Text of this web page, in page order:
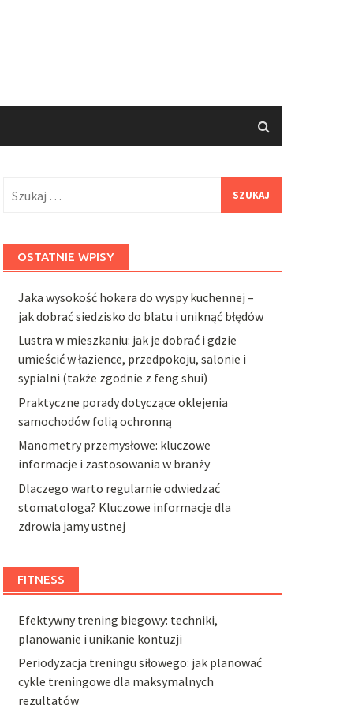
OSTATNIE WPISY
Jaka wysokość hokera do wyspy kuchennej –
jak dobrać siedzisko do blatu i uniknąć błędów
Lustra w mieszkaniu: jak je dobrać i gdzie
umieścić w łazience, przedpokoju, salonie i
sypialni (także zgodnie z feng shui)
Praktyczne porady dotyczące oklejenia
samochodów folią ochronną
Manometry przemysłowe: kluczowe
informacje i zastosowania w branży
Dlaczego warto regularnie odwiedzać
stomatologa? Kluczowe informacje dla
zdrowia jamy ustnej
FITNESS
Efektywny trening biegowy: techniki,
planowanie i unikanie kontuzji
Periodyzacja treningu siłowego: jak planować
cykle treningowe dla maksymalnych
rezultatów